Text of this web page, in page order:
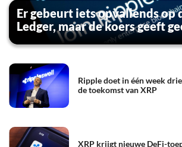
Er gebeurt iets opvallends op
Ledger, maar de koers geeft
Ripple doet in één week
de toekomst van XRP
XRP krijgt nieuwe DeFi-